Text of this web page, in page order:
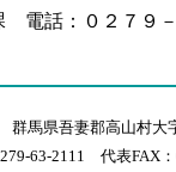
電話：０２７９－
群馬県吾妻郡高山村大
63-2111 代表FAX